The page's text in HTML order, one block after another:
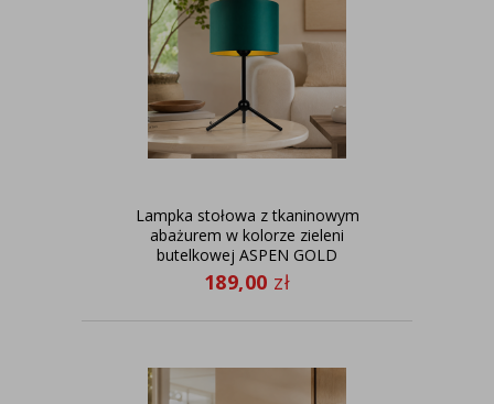
Lampka stołowa z tkaninowym
abażurem w kolorze zieleni
butelkowej ASPEN GOLD
189,00 zł